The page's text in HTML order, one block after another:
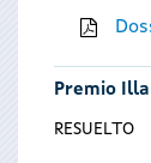
Premio
RESUELTO